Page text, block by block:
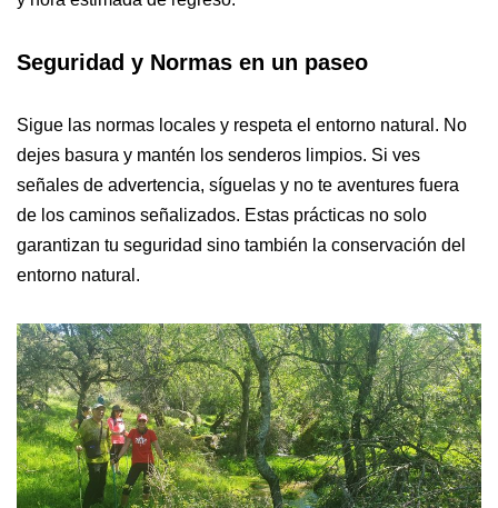
Seguridad y Normas en un paseo
Sigue las normas locales y respeta el entorno natural. No
dejes basura y mantén los senderos limpios. Si ves
señales de advertencia, síguelas y no te aventures fuera
de los caminos señalizados. Estas prácticas no solo
garantizan tu seguridad sino también la conservación del
entorno natural.